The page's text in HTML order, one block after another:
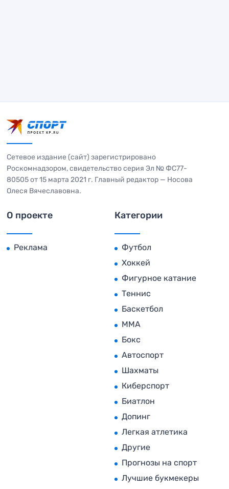
Сетевое издание (сайт) зарегистрировано
Роскомнадзором, свидетельство серия Эл № ФС77-
80505 от 15 марта 2021 г. Главный редактор — Носова
Олеся Вячеславовна.
О проекте
Реклама
Категории
Футбол
Хоккей
Фигурное катание
Теннис
Баскетбол
MMA
Бокс
Автоспорт
Шахматы
Киберспорт
Биатлон
Допинг
Легкая атлетика
Другие
Прогнозы на спорт
Лучшие букмекеры